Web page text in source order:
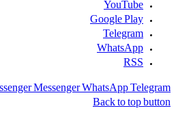
YouTube
Google Play
Telegram
WhatsApp
RSS
MessengerWhatsAppTelegram
Back to top button